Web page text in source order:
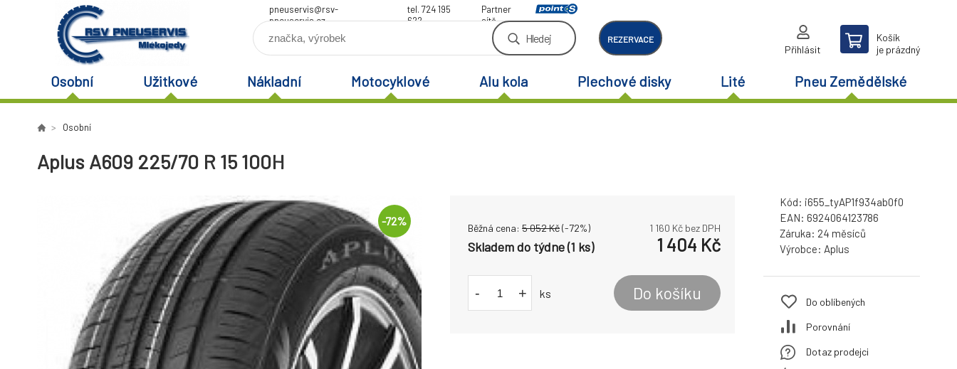
pneuservis@rsv-
pneuservis.cz
tel. 724 195
622
Partner
sítě
Hledej REZERVACE
Přihlásit
Košík
je prázdný
Osobní Užitkové Nákladní Motocyklové Alu kola Plechové disky Lité Pneu Zemědělské
Osobní
Aplus A609 225/70 R 15 100H
-72%
Běžná cena: 5 052Kč(-72%) 1 160 Kč bez DPH
Skladem do týdne (1 ks) 1 404 Kč
- + ks Do košíku
Kód: i655_tyAP1f934ab0f0
EAN: 6924064123786
Záruka: 24 měsíců
Výrobce: Aplus
Do oblíbených
Porovnání
Dotaz prodejci